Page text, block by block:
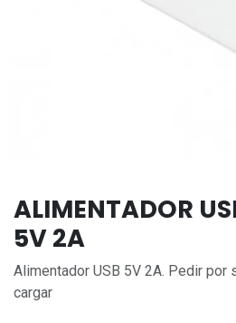
ALIMENTADOR
5V 2A
Alimentador USB 5V 2A. Pedir por
cargar